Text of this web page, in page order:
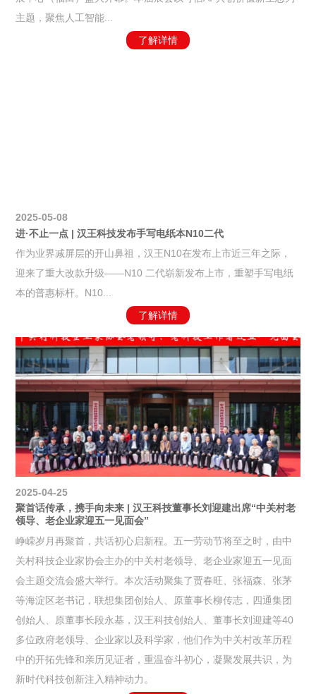
主题，聚焦人工智能...
了解详情
2025-05-08
进·不止一点 | 汉王科技发布手写电纸本N10二代
作为业界减屏层的开山鼻祖，汉王N10在发布上市近三年之际，
迎来了重大改款升级——N10 二代崭新发布上市，重塑手写电纸
本的普惠标杆。N10...
了解详情
2025-04-25
聚首话传承，携手向未来 | 汉王科技董事长刘迎建出席“中关村老
领导、老企业家迎五一见面会”
峥嵘岁月再聚首，共话初心启新程。五一劳动节将至之时，由中
关村科技企业家协会主办的中关村老领导、老企业家迎五一见面
会主题交流会盛大举行。本次活动聚集了贾春旺、张福森、张茅
等海淀区老书记，联想集团创始人、原董事长柳传志，四通集团
创始人、原董事长段永基，汉王科技创始人、董事长刘迎建等40
多位政府老领导、企业家以及科学家，他们作为中关村改革历程
中的开拓先锋和亲历见证者，重温奋斗初心，凝聚发展共识，为
新时代科技创新注入精神动力。